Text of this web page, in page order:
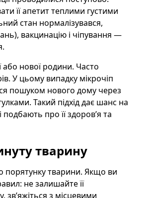
її апетит теплими густими
стан нормалізувався,
вакцинацію і чіпування —
або нової родини. Часто
У цьому випадку мікрочіп
пошуком нового дому через
Такий підхід дає шанс на
про її здоров’я та
тварину
порятунку тварини. Якщо ви
не залишайте її
з місцевими